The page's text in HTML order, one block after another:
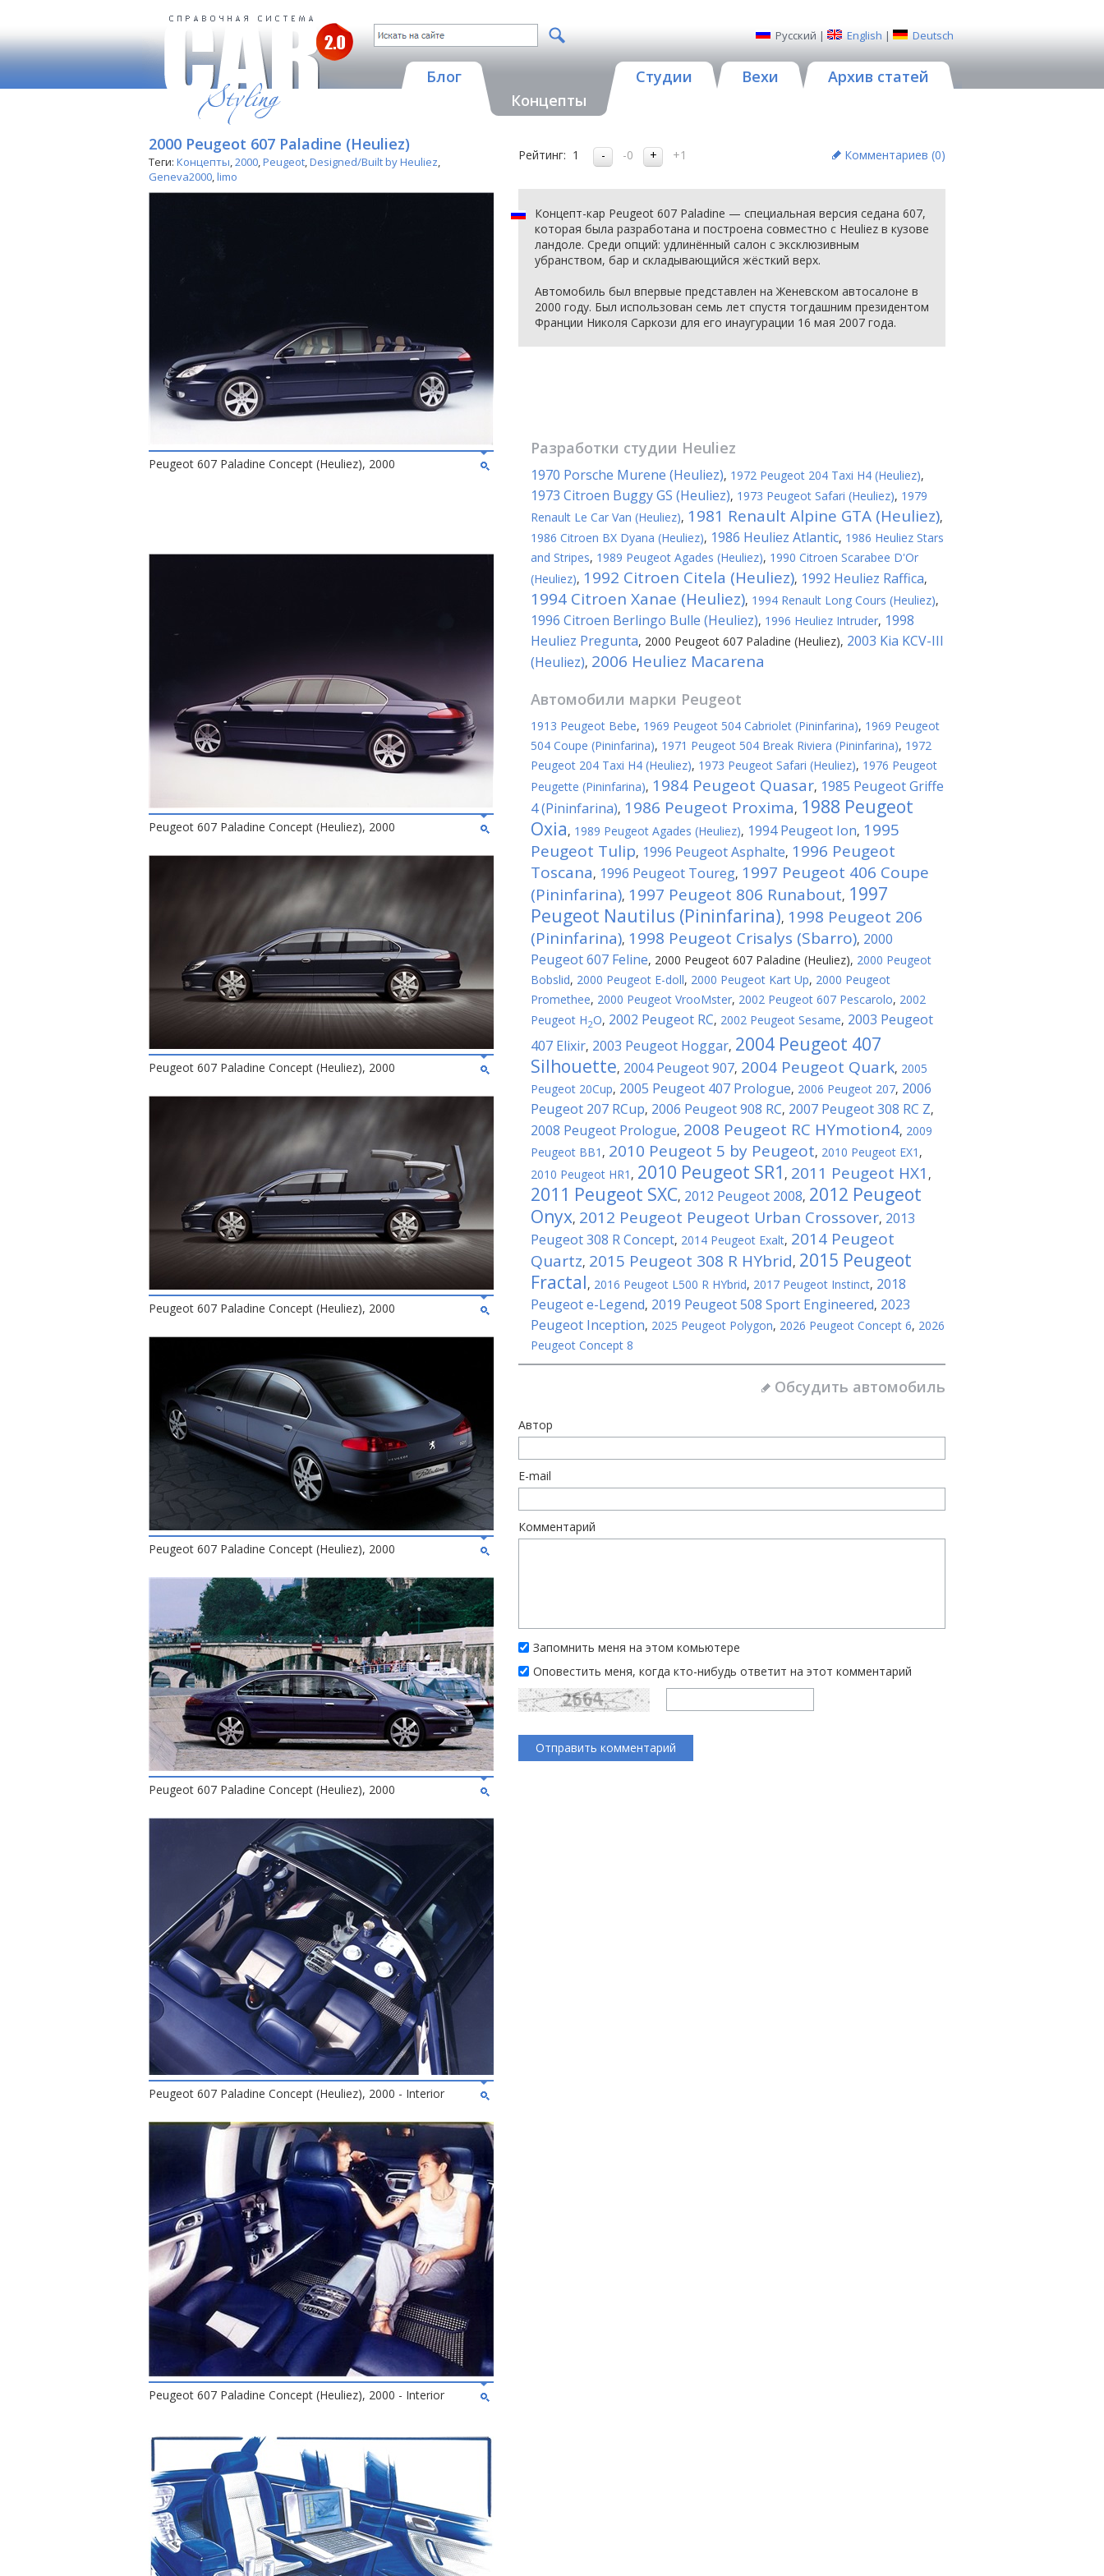
Русский | English | Deutsch
Блог
Концепты
Студии Вехи Архив статей
2000 Peugeot 607 Paladine (Heuliez)
Теги: Концепты,2000,Peugeot,Designed/Built by Heuliez,
Geneva2000,limo
Peugeot 607 Paladine Concept (Heuliez), 2000
Peugeot 607 Paladine Concept (Heuliez), 2000
Peugeot 607 Paladine Concept (Heuliez), 2000
Peugeot 607 Paladine Concept (Heuliez), 2000
Peugeot 607 Paladine Concept (Heuliez), 2000
Peugeot 607 Paladine Concept (Heuliez), 2000
Peugeot 607 Paladine Concept (Heuliez), 2000 - Interior
Peugeot 607 Paladine Concept (Heuliez), 2000 - Interior
Рейтинг: 1 -0 +1 Комментариев (0)
Концепт-кар Peugeot 607 Paladine — специальная версия седана 607,
которая была разработана и построена совместно с Heuliez в кузове
ландоле. Среди опций: удлинённый салон с эксклюзивным
убранством, бар и складывающийся жёсткий верх.
Автомобиль был впервые представлен на Женевском автосалоне в
2000 году. Был использован семь лет спустя тогдашним президентом
Франции Николя Саркози для его инаугурации 16 мая 2007 года.
Разработки студии Heuliez
1970 Porsche Murene (Heuliez), 1972 Peugeot 204 Taxi H4 (Heuliez),
1973 Citroen Buggy GS (Heuliez), 1973 Peugeot Safari (Heuliez), 1979
Renault Le Car Van (Heuliez), 1981 Renault Alpine GTA (Heuliez),
1986 Citroen BX Dyana (Heuliez), 1986 Heuliez Atlantic, 1986 Heuliez Stars
and Stripes, 1989 Peugeot Agades (Heuliez), 1990 Citroen Scarabee D'Or
(Heuliez), 1992 Citroen Citela (Heuliez), 1992 Heuliez Raffica,
1994 Citroen Xanae (Heuliez), 1994 Renault Long Cours (Heuliez),
1996 Citroen Berlingo Bulle (Heuliez), 1996 Heuliez Intruder, 1998
Heuliez Pregunta, 2000 Peugeot 607 Paladine (Heuliez), 2003 Kia KCV-III
(Heuliez), 2006 Heuliez Macarena
Автомобили марки Peugeot
1913 Peugeot Bebe, 1969 Peugeot 504 Cabriolet (Pininfarina), 1969 Peugeot
504 Coupe (Pininfarina), 1971 Peugeot 504 Break Riviera (Pininfarina), 1972
Peugeot 204 Taxi H4 (Heuliez), 1973 Peugeot Safari (Heuliez), 1976 Peugeot
Peugette (Pininfarina), 1984 Peugeot Quasar, 1985 Peugeot Griffe
4 (Pininfarina), 1986 Peugeot Proxima, 1988 Peugeot
Oxia, 1989 Peugeot Agades (Heuliez), 1994 Peugeot Ion, 1995
Peugeot Tulip, 1996 Peugeot Asphalte, 1996 Peugeot
Toscana, 1996 Peugeot Toureg, 1997 Peugeot 406 Coupe
(Pininfarina), 1997 Peugeot 806 Runabout, 1997
Peugeot Nautilus (Pininfarina), 1998 Peugeot 206
(Pininfarina), 1998 Peugeot Crisalys (Sbarro), 2000
Peugeot 607 Feline, 2000 Peugeot 607 Paladine (Heuliez), 2000 Peugeot
Bobslid, 2000 Peugeot E-doll, 2000 Peugeot Kart Up, 2000 Peugeot
Promethee, 2000 Peugeot VrooMster, 2002 Peugeot 607 Pescarolo, 2002
Peugeot H2O, 2002 Peugeot RC, 2002 Peugeot Sesame, 2003 Peugeot
407 Elixir, 2003 Peugeot Hoggar, 2004 Peugeot 407
Silhouette, 2004 Peugeot 907, 2004 Peugeot Quark, 2005
Peugeot 20Cup, 2005 Peugeot 407 Prologue, 2006 Peugeot 207, 2006
Peugeot 207 RCup, 2006 Peugeot 908 RC, 2007 Peugeot 308 RC Z,
2008 Peugeot Prologue, 2008 Peugeot RC HYmotion4, 2009
Peugeot BB1 , 2010 Peugeot 5 by Peugeot, 2010 Peugeot EX1 ,
2010 Peugeot HR1 , 2010 Peugeot SR1 , 2011 Peugeot HX1 ,
2011 Peugeot SXC, 2012 Peugeot 2008, 2012 Peugeot
Onyx, 2012 Peugeot Peugeot Urban Crossover, 2013
Peugeot 308 R Concept, 2014 Peugeot Exalt, 2014 Peugeot
Quartz, 2015 Peugeot 308 R HYbrid, 2015 Peugeot
Fractal, 2016 Peugeot L500 R HYbrid, 2017 Peugeot Instinct, 2018
Peugeot e-Legend, 2019 Peugeot 508 Sport Engineered, 2023
Peugeot Inception, 2025 Peugeot Polygon, 2026 Peugeot Concept 6, 2026
Peugeot Concept 8
Обсудить автомобиль
Автор
E-mail
Комментарий
Запомнить меня на этом комьютере
Оповестить меня, когда кто-нибудь ответит на этот комментарий